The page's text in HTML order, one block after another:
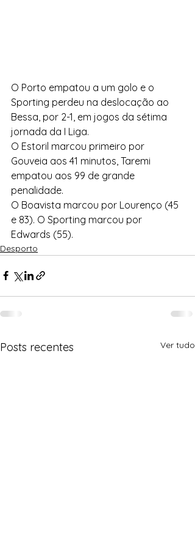
O Porto empatou a um golo e o
Sporting perdeu na deslocação ao
Bessa, por 2-1, em jogos da sétima
jornada da I Liga.
O Estoril marcou primeiro por
Gouveia aos 41 minutos, Taremi
empatou aos 99 de grande
penalidade.
O Boavista marcou por Lourenço (45
e 83). O Sporting marcou por
Edwards (55).
Desporto
Posts recentes Ver tudo